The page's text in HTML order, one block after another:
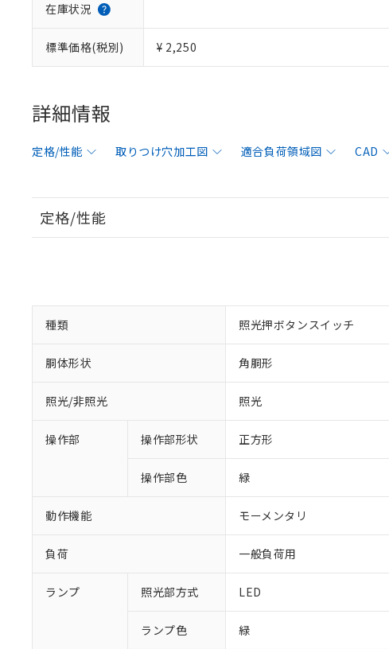
在庫状況
標準価格(税別) ¥ 2,250
詳細情報
定格/性能 取りつけ穴加工図 適合負荷領域図 CAD
定格/性能
種類 照光押ボタンスイッチ
胴体形状 角胴形
照光/非照光 照光
操作部 操作部形状 正方形
操作部色 緑
動作機能 モーメンタリ
負荷 一般負荷用
ランプ 照光部方式 LED
ランプ色 緑